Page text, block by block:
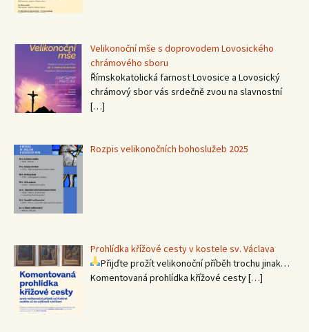
Velikonoční mše s doprovodem Lovosického
chrámového sboru
Římskokatolická farnost Lovosice a Lovosický
chrámový sbor vás srdečně zvou na slavnostní
[…]
Rozpis velikonočních bohoslužeb 2025
Prohlídka křížové cesty v kostele sv. Václava
Přijďte prožít velikonoční příběh trochu jinak…
Komentovaná prohlídka křížové cesty[…]